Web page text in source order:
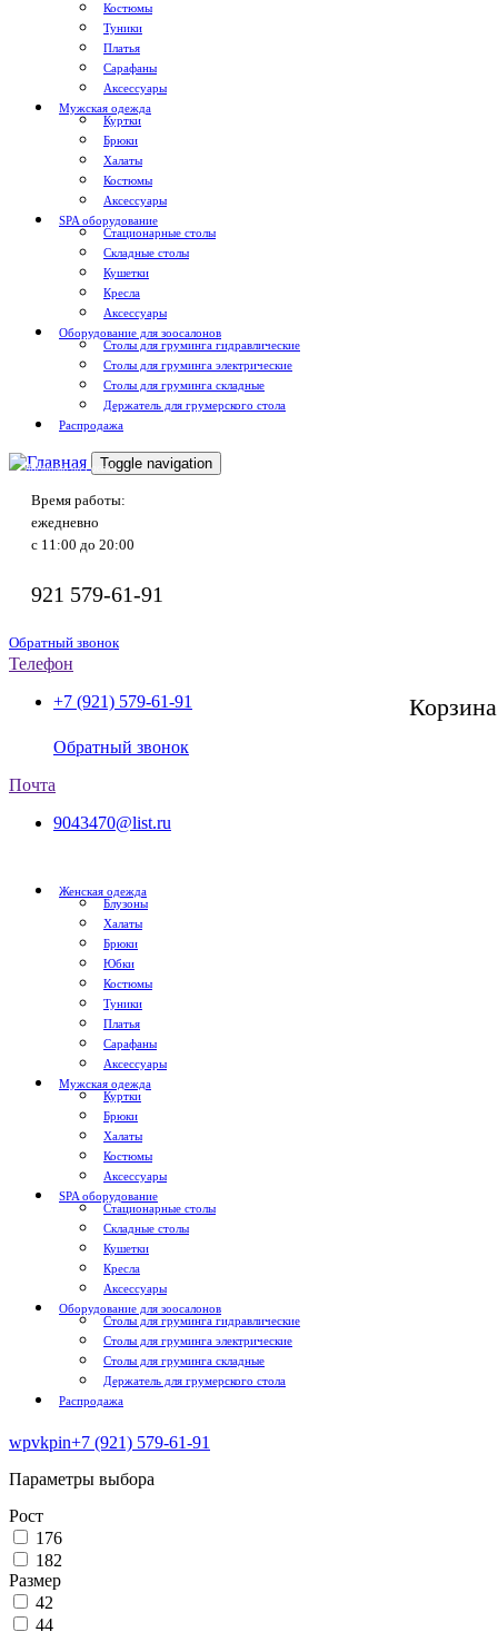
Костюмы
Туники
Платья
Сарафаны
Аксессуары
Мужская одежда
Куртки
Брюки
Халаты
Костюмы
Аксессуары
SPA оборудование
Стационарные столы
Складные столы
Кушетки
Кресла
Аксессуары
Оборудование для зоосалонов
Столы для груминга гидравлические
Столы для груминга электрические
Столы для груминга складные
Держатель для грумерского стола
Распродажа
Доставка по РоссииToggle navigation
Время работы:
ежедневно
с 11:00 до 20:00
921 579-61-91
Обратный звонок
Корзина
Телефон
+7 (921) 579-61-91
Обратный звонок
Почта
9043470@list.ru
Женская одежда
Блузоны
Халаты
Брюки
Юбки
Костюмы
Туники
Платья
Сарафаны
Аксессуары
Мужская одежда
Куртки
Брюки
Халаты
Костюмы
Аксессуары
SPA оборудование
Стационарные столы
Складные столы
Кушетки
Кресла
Аксессуары
Оборудование для зоосалонов
Столы для груминга гидравлические
Столы для груминга электрические
Столы для груминга складные
Держатель для грумерского стола
Распродажа
wpvkpin+7 (921) 579-61-91
Параметры выбора
Рост
176
182
Размер
42
44